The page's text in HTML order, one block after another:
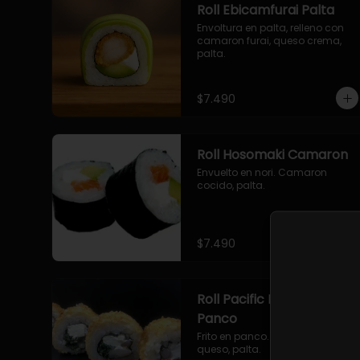
Roll Ebicamfurai Palta
Envoltura en palta, relleno con
camaron furai, queso crema,
palta.
$7.490
Roll Hosomaki Camaron
Envuelto en nori. Camaron
cocido, palta.
$7.490
Roll Pacific Furai en
Panco
Frito en panco. Camaron furai,
queso, palta.